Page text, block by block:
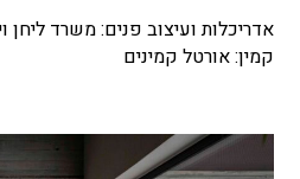
אדריכלות ועיצוב פנים: משרד ליחן
קמין: אורטל קמינים